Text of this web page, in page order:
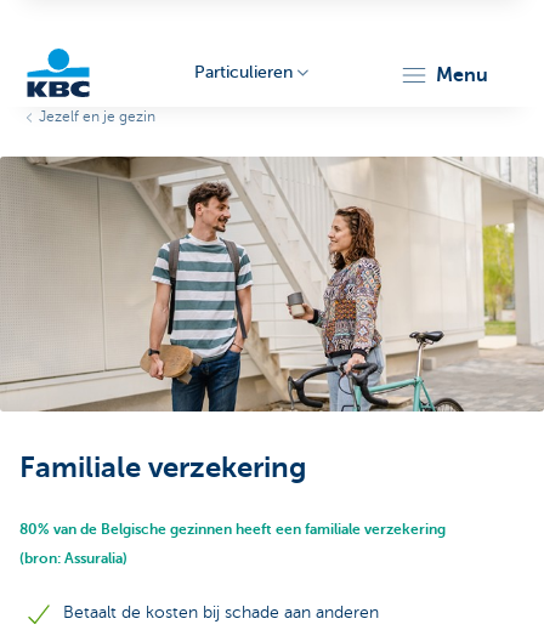
Particulieren menu
Jezelf en je gezin
Familiale verzekering
80% van de Belgische gezinnen heeft een familiale verzekering
(bron: Assuralia)
Betaalt de kosten bij schade aan anderen